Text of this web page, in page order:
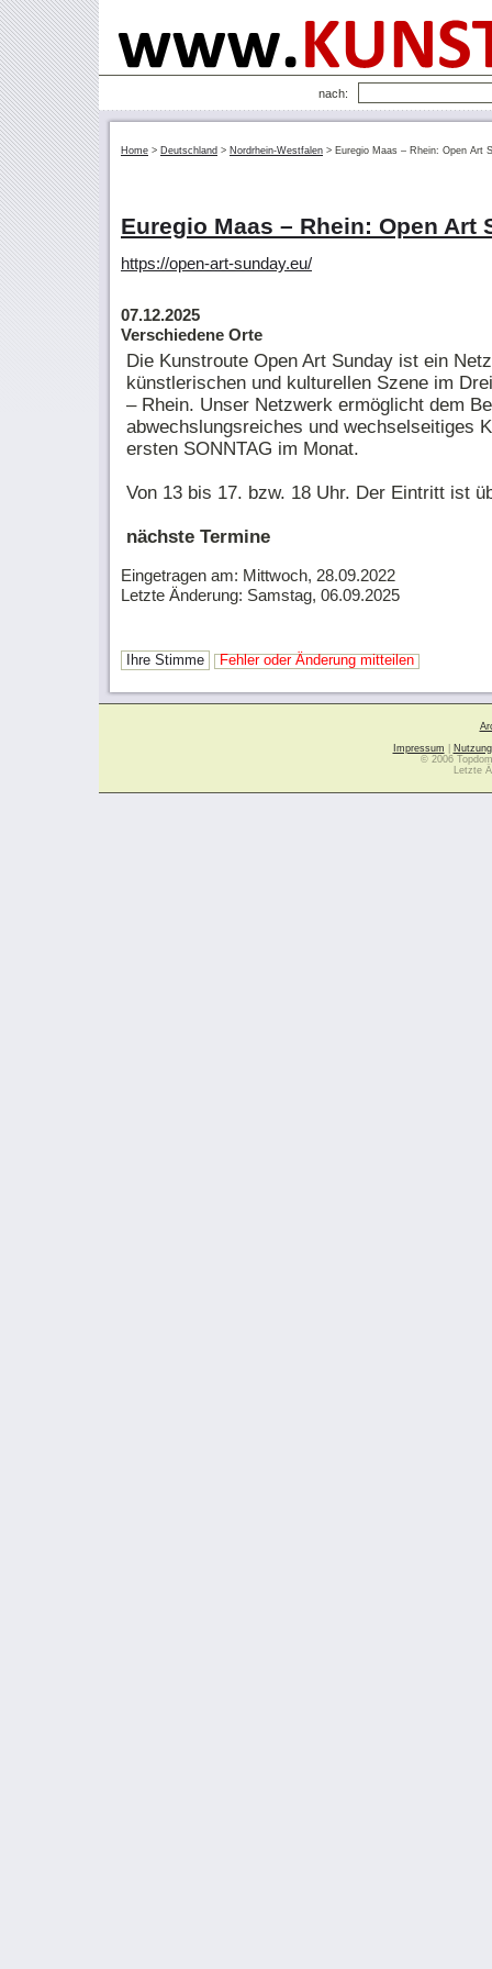
nach:
Home > Deutschland > Nordrhein-Westfalen > Euregio Maas – Rhein: Open Art
Euregio Maas – Rhein: Open Art
https://open-art-sunday.eu/
07.12.2025
Verschiedene Orte
Die Kunstroute Open Art Sunday ist ein
künstlerischen und kulturellen Szene im
– Rhein. Unser Netzwerk ermöglicht dem
abwechslungsreiches und wechselseitiges
ersten SONNTAG im Monat.
Von 13 bis 17. bzw. 18 Uhr. Der Eintritt ist
nächste Termine
Eingetragen am: Mittwoch, 28.09.2022
Letzte Änderung: Samstag, 06.09.2025
Ihre Stimme Fehler oder Änderung mitteilen
Impressum
© 2006
Letzte